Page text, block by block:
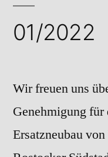
01/2022
Wir freuen uns
Genehmigung
Ersatzneubau